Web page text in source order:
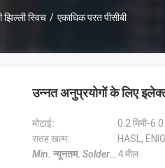
झिल्ली स्विच / एकाधिक परत पीसीबी
उन्नत अनुप्रयोगों के लिए
मोटाई:
0.2 मिमी-6.0
सतह खत्म:
HASL,
Min. न्यूनतम. Solder Mask Bridge 4 मील